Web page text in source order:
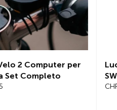
Lucchetto a catena, SEREA
SWIFT 100cm Ø 6 mm